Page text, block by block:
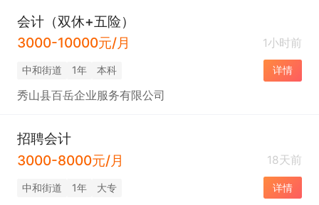
会计（双休+五险）
3000-10000元/月
1小时前
中和街道 1年 本科 详情
秀山县百岳企业服务有限公司
招聘会计
3000-8000元/月
18天前
中和街道 1年 大专 详情